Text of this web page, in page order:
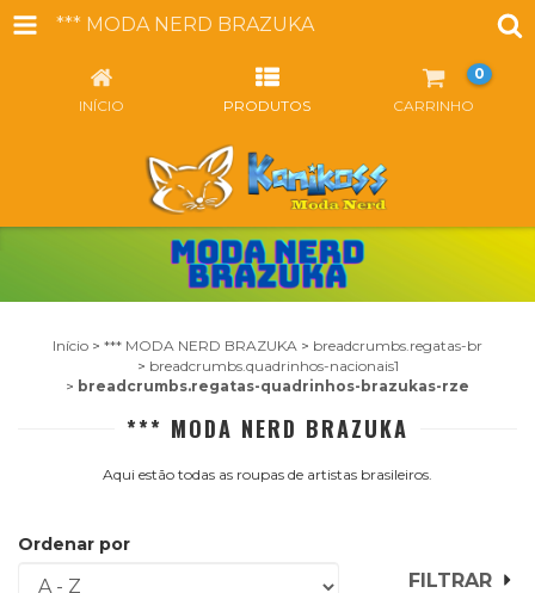
*** MODA NERD BRAZUKA
INÍCIO PRODUTOS CARRINHO
0
Início > *** MODA NERD BRAZUKA > breadcrumbs.regatas-br
> breadcrumbs.quadrinhos-nacionais1
> breadcrumbs.regatas-quadrinhos-brazukas-rze
*** MODA NERD BRAZUKA
Aqui estão todas as roupas de artistas brasileiros.
Ordenar por
FILTRAR